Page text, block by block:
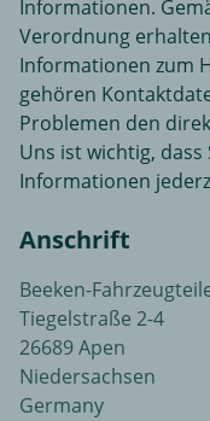
Informationen.
Verordnung
Informationen zum
gehören
Problemen den
Uns ist wichtig,
Informationen
Anschrift
Beeken-
Tiegelstraße 2-4
26689 Apen
Niedersachsen
Germany